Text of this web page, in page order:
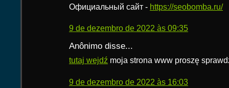
Официальный сайт - https://seobomba.ru/
9 de dezembro de 2022 às 09:35
Anônimo disse...
tutaj wejdź moja strona www proszę
9 de dezembro de 2022 às 16:03